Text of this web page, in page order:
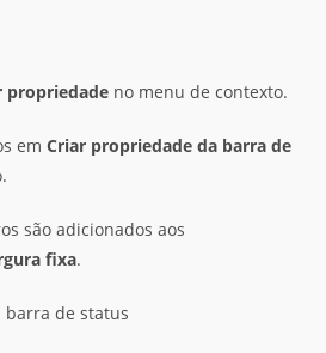
propriedade no menu de contexto.
emCriar propriedade da barra de
são adicionados aos
fixa.
barra de status